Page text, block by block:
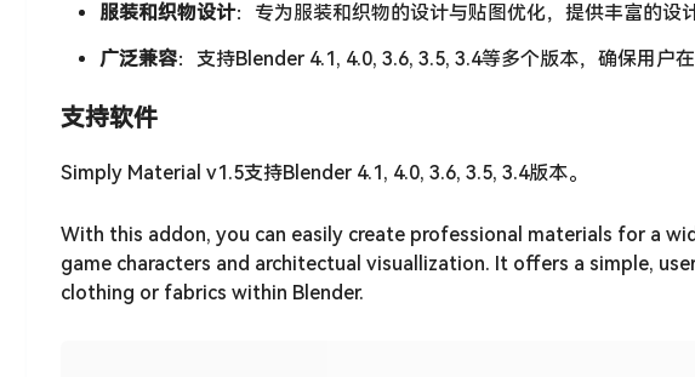
服装和织物设计：专为服装和织物的设计与贴图优化，提供丰富的设
广泛兼容：支持Blender 4.1, 4.0, 3.6, 3.5, 3.4等多个版本，确保用户
支持软件
Simply Material v1.5支持Blender 4.1, 4.0, 3.6, 3.5, 3.4版本。
With this addon, you can easily create professional materials for a
game characters and architectual visuallization. It offers a simple,
clothing or fabrics within Blender.